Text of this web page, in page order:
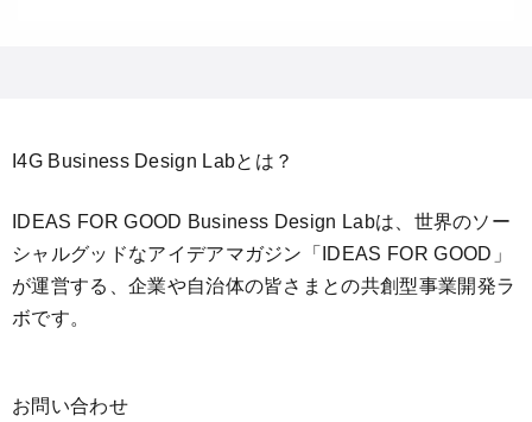
I4G Business Design Labとは？
IDEAS FOR GOOD Business Design Labは、世界のソー
シャルグッドなアイデアマガジン「IDEAS FOR GOOD」
が運営する、企業や自治体の皆さまとの共創型事業開発ラ
ボです。
お問い合わせ